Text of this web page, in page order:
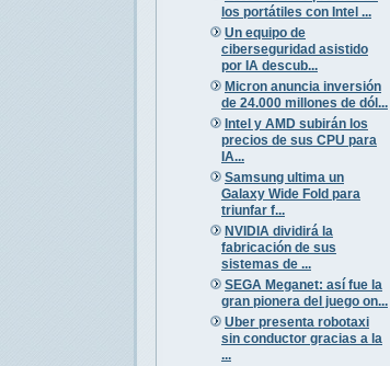
los portátiles con Intel ...
Un equipo de
ciberseguridad asistido
por IA descub...
Micron anuncia inversión
de 24.000 millones de dól...
Intel y AMD subirán los
precios de sus CPU para
IA...
Samsung ultima un
Galaxy Wide Fold para
triunfar f...
NVIDIA dividirá la
fabricación de sus
sistemas de ...
SEGA Meganet: así fue la
gran pionera del juego on...
Uber presenta robotaxi
sin conductor gracias a la
...